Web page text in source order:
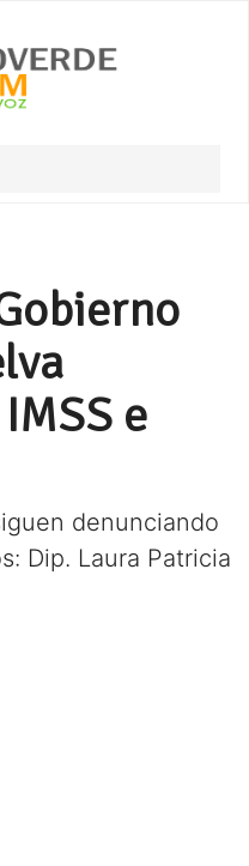
e
denunciando
Dip. Laura Patricia